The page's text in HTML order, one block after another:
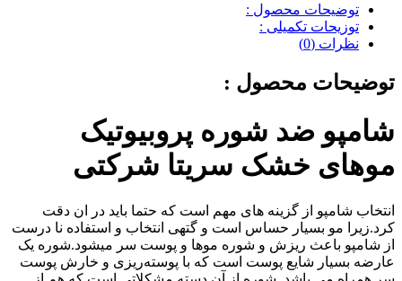
توضیحات محصول :
توزیحات تکمیلی :
نظرات (0)
توضیحات محصول :
شامپو ضد شوره پروبیوتیک
موهای خشک سريتا شرکتی
انتخاب شامپو از گزینه های مهم است که حتما باید در ان دقت
کرد.زیرا مو بسیار حساس است و گتهی انتخاب و استفاده نا درست
از شامپو باعث ریزش و شوره موها و پوست سر میشود.شوره یک
عارضه بسیار شایع پوست است که با پوسته‌ریزی و خارش پوست